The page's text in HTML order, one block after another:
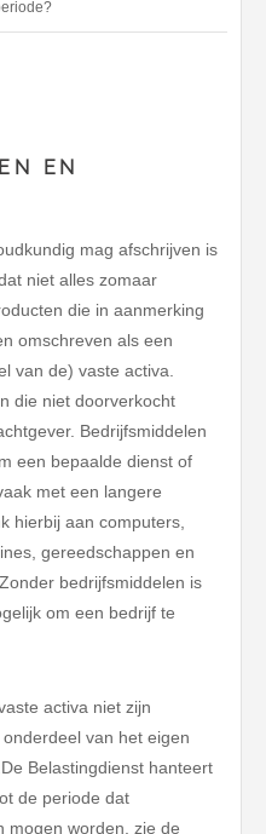
EN
mag afschrijven is
niet alles zomaar
die in aanmerking
omschreven als een
van de) vaste activa.
die niet doorverkocht
Bedrijfsmiddelen
een bepaalde dienst of
met een langere
hierbij aan computers,
gereedschappen en
bedrijfsmiddelen is
om een bedrijf te
activa niet zijn
van het eigen
Belastingdienst hanteert
de periode dat
mogen worden, zie de